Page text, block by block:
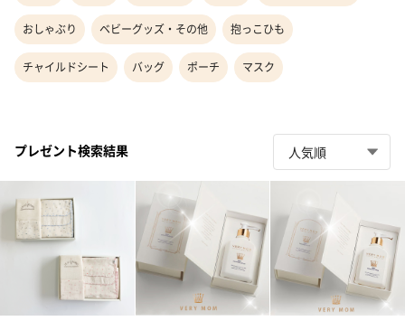
おしゃぶり ベビーグッズ・その他 抱っこひも
チャイルドシート バッグ ポーチ マスク
プレゼント検索結果